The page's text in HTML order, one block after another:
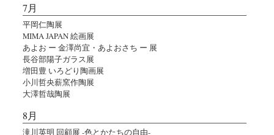
7月
平岡仁陶展
MIMA JAPAN 絵画展
あよお ー 金澤尚宜・あよおさち ー 展
長谷部陽子ガラス展
増田豊 いろどり陶画展
小川哲央薪窯作陶展
大澤哲哉陶展
8月
滝川英明 回顧展 -色とかたちの自由-